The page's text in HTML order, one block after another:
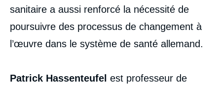
sanitaire a aussi renforcé la nécessité de
poursuivre des processus de changement à
l’œuvre dans le système de santé allemand.
Patrick Hassenteufel est professeur de